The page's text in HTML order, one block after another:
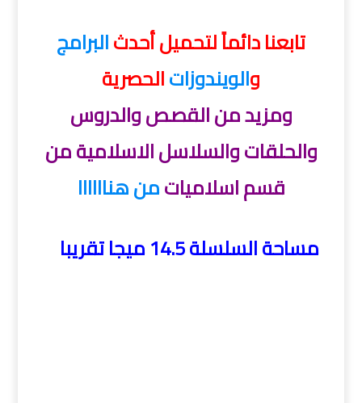
تابعنا دائماً لتحميل أحدثالبرامج
والويندوزاتالحصرية
ومزيد من القصص والدروس
والحلقات والسلاسل الاسلامية من
قسم اسلامياتمن هناااااا
مساحة السلسلة 14.5 ميجا تقريبا